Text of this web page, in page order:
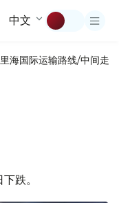
中文
海国际运输路线/中间走廊
跌。